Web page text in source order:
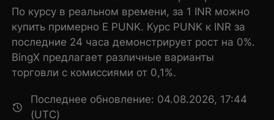
По курсу в реальном времени, за 1 INR можно
купить примерно E PUNK. Курс PUNK к INR за
последние 24 часа демонстрирует рост на 0%.
BingX предлагает различные варианты
торговли с комиссиями от 0,1%.
Последнее обновление: 04.08.2026, 17:44
(UTC)